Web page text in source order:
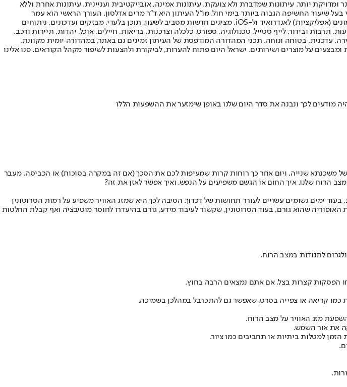
יותר. עיתונות שמדברת ולא צועקת. עיתונות אמינה, אובייקטיבית ועניינית. עיתונות אחרת וללא
2007, וב-2010 הפך "ישראל היום" לעיתון הישראלי בעל שיעור החשיפה הגבוה ביותר בימי חול. מו"ל העיתון היא ד"ר מרים אדלסון. העורך הראשי הוא עמר
לחמנוביץ, והעורך המייסד הוא עמוס רגב. אתרי האינטרנט של "ישראל היום" בעברית ובאנגלית, כמו כן היישומונים (אפליקציות) לאנדרואיד ול-iOS, מציגים חדשות מסביב לשעון, תוכן בלעדי, מבזקים ועדכונים, ניתוחים
תרבות ובידור, לייף סטייל, טכנולוגיה, ספורט, כלכלה וצרכנות, בריאות, חיילים, אוכל, יהדות, תיירות ורכב.
עדכנית, בטוחה ונוחה. תכני המהדורה המודפסת של העיתון זמינים גם באתר, במהדורה יומית מקוונת,
על מוצרים ושירותים. ישראל היום פתוח להערות, לביקורת ולהצעות לשיפור מקהל הקוראים. פנו אלינו
מודעים לכך ונבנה את סדר היום שלנו באופן שימזער את ההשפעות הללו
של משכנתא שנייה, ויום אחר כך רוחות קרות שמעיפות לכם את הסכך (אם זה במקרה בסוכות) או הכביסה. מעבר
הרוח שלנו. איך החום או הגשם משפיעים על הנפש, ואיך אפשר לאזן את זה?
בעוד ימים גשומים עשויים לעורר תחושות של דכדוך. הסיבה לכך היא שמזג האוויר משפיע על רמות הסרוטונין
שהוא גורם, בעוד הסרוטונין, שקשור לעיבוד מידע, גורם בהיעדרו לחוסר מוטיבציה ואף קבלת החלטות
לתנודות במצב הרוח.
הפסקות קצרות בצל, אם אתם נמצאים הרבה בחוץ.
כמו קריאה או צפייה בסרט, שאפשר גם להתכרבל במהלכן בשמיכה.
מזג האוויר על מצב הרוח.
את אור השמש.
למטלות ביתיות או תחביבים כמו ציור.